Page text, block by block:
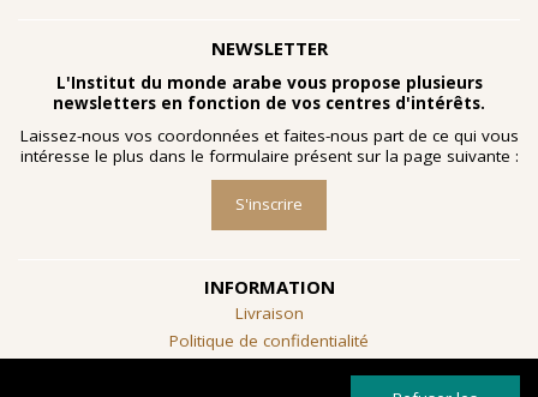
NEWSLETTER
L'Institut du monde arabe vous propose plusieurs
newsletters en fonction de vos centres d'intérêts.
Laissez-nous vos coordonnées et faites-nous part de ce qui vous
intéresse le plus dans le formulaire présent sur la page suivante :
S'inscrire
INFORMATION
Livraison
Politique de confidentialité